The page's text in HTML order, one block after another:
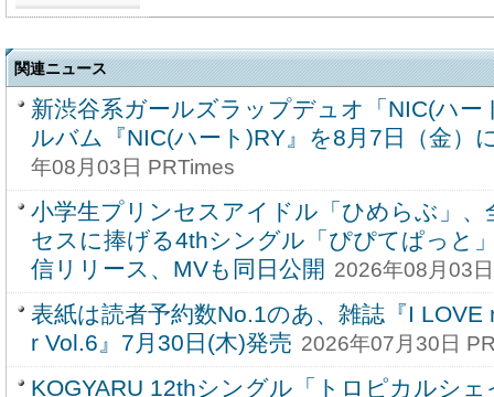
関連ニュース
新渋谷系ガールズラップデュオ「NIC(ハー
ルバム『NIC(ハート)RY』を8月7日（金）
年08月03日 PRTimes
小学生プリンセスアイドル「ひめらぶ」
セスに捧げる4thシングル「ぴぴてぱっと
信リリース、MVも同日公開 2026年08月03
表紙は読者予約数No.1のあ、雑誌『I
r Vol.6』7月30日(木)発売 2026年07月30日
KOGYARU 12thシングル「トロピカルシ